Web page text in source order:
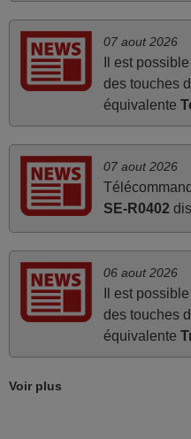
Tout bien.
Parfait.. je recommande..!
vidéo projecteur Wimius
07 aout 2026
Il est
des touches
équivalente
07 aout 2026
SE-R0402
06 aout 2026
Il est
des touches
équivalente
Voir plus